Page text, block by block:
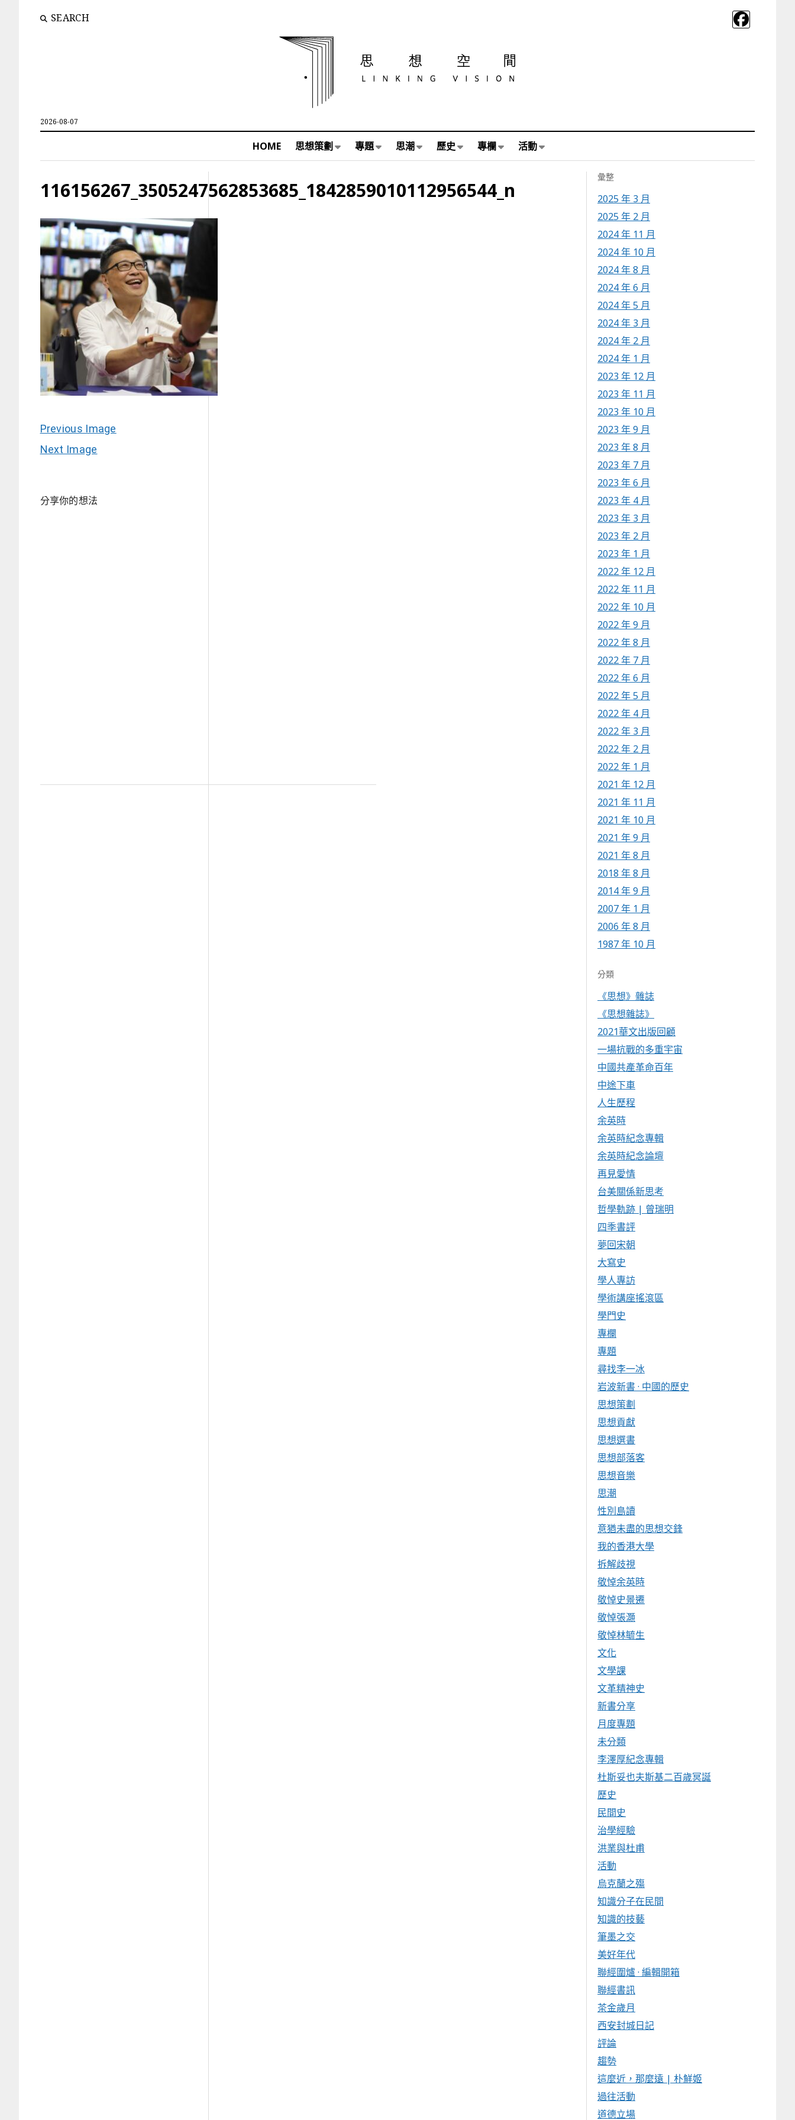
SEARCH
2026-08-07
HOME 思想策劃 專題 思潮 歷史 專欄 活動
116156267_3505247562853685_1842859010112956544_n
Previous Image
Next Image
分享你的想法
彙整
2025 年 3 月
2025 年 2 月
2024 年 11 月
2024 年 10 月
2024 年 8 月
2024 年 6 月
2024 年 5 月
2024 年 3 月
2024 年 2 月
2024 年 1 月
2023 年 12 月
2023 年 11 月
2023 年 10 月
2023 年 9 月
2023 年 8 月
2023 年 7 月
2023 年 6 月
2023 年 4 月
2023 年 3 月
2023 年 2 月
2023 年 1 月
2022 年 12 月
2022 年 11 月
2022 年 10 月
2022 年 9 月
2022 年 8 月
2022 年 7 月
2022 年 6 月
2022 年 5 月
2022 年 4 月
2022 年 3 月
2022 年 2 月
2022 年 1 月
2021 年 12 月
2021 年 11 月
2021 年 10 月
2021 年 9 月
2021 年 8 月
2018 年 8 月
2014 年 9 月
2007 年 1 月
2006 年 8 月
1987 年 10 月
分類
《思想》雜誌
《思想雜誌》
2021華文出版回顧
一場抗戰的多重宇宙
中國共產革命百年
中途下車
人生歷程
余英時
余英時紀念專輯
余英時紀念論壇
再見愛情
台美關係新思考
哲學軌跡 | 曾瑞明
四季書評
夢回宋朝
大寫史
學人專訪
學術講座搖滾區
學門史
專欄
專題
尋找李一冰
岩波新書 · 中國的歷史
思想策劃
思想貢獻
思想選書
思想部落客
思想音樂
思潮
性別島讀
意猶未盡的思想交鋒
我的香港大學
拆解歧視
敬悼余英時
敬悼史景遷
敬悼張灝
敬悼林毓生
文化
文學課
文革精神史
新書分享
月度專題
未分類
李澤厚紀念專輯
杜斯妥也夫斯基二百歲冥誕
歷史
民間史
治學經驗
洪業與杜甫
活動
烏克蘭之殤
知識分子在民間
知識的技藝
筆墨之交
美好年代
聯經圍爐 · 編輯開箱
聯經書訊
茶金歲月
西安封城日記
評論
趨勢
這麼近，那麼遠 | 朴鮮姬
過往活動
道德立場